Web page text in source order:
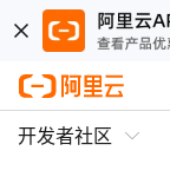
开发者社区